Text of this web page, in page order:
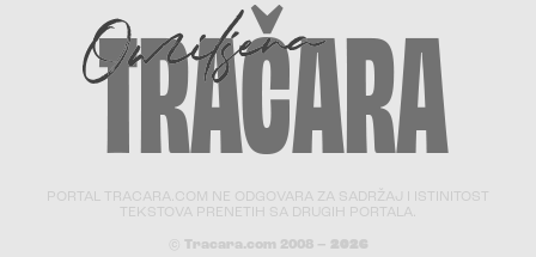
PORTAL TRACARA.COM NE ODGOVARA ZA SADRŽAJ I ISTINITOST
TEKSTOVA PRENETIH SA DRUGIH PORTALA.
© Tracara.com 2008 – 2026